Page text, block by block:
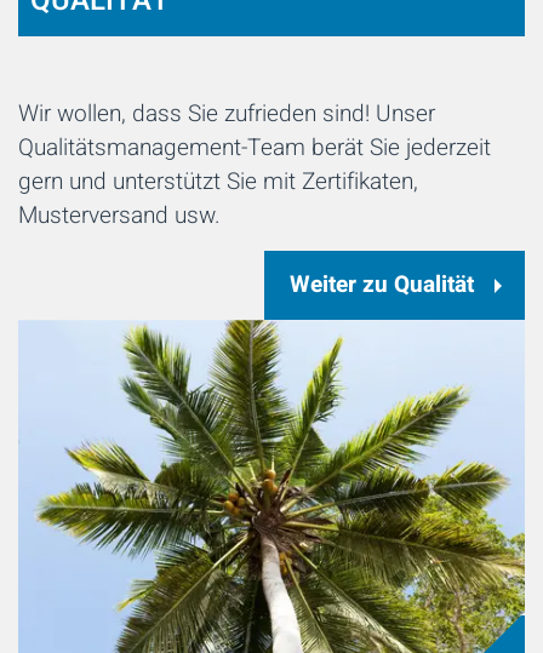
Wir wollen, dass Sie zufrieden sind! Unser
Qualitätsmanagement-Team berät Sie jederzeit
gern und unterstützt Sie mit Zertifikaten,
Musterversand usw.
Weiter zu Qualität